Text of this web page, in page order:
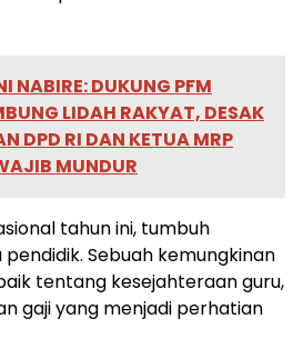
NABIRE: DUKUNG PFM
LIDAH RAKYAT, DESAK
DPD RI DAN KETUA MRP
MUNDUR
tahun ini, tumbuh
Sebuah kemungkinan
tentang kesejahteraan guru,
gaji yang menjadi perhatian